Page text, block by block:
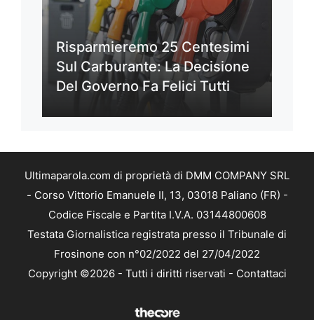
Risparmieremo 25 Centesimi
Sul Carburante: La Decisione
Del Governo Fa Felici Tutti
Ultimaparola.com di proprietà di DMM COMPANY SRL
- Corso Vittorio Emanuele II, 13, 03018 Paliano (FR) -
Codice Fiscale e Partita I.V.A. 03144800608
Testata Giornalistica registrata presso il Tribunale di
Frosinone con n°02/2022 del 27/04/2022
Copyright ©2026 - Tutti i diritti riservati - Contattaci